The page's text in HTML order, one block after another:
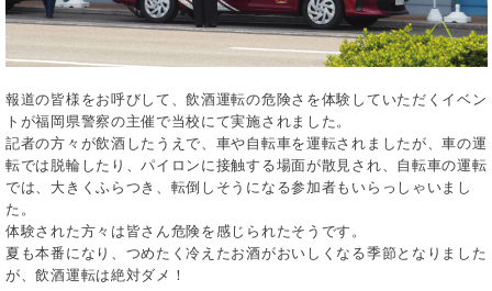
報道の皆様をお呼びして、飲酒運転の危険さを体験していただくイベン
トが福岡県警察の主催で当校にて実施されました。
記者の方々が飲酒したうえで、車や自転車を運転されましたが、車の運
転では脱輪したり、パイロンに接触する場面が散見され、自転車の運転
では、大きくふらつき、転倒しそうになる参加者もいらっしゃいまし
た。
体験された方々は皆さん危険を感じられたそうです。
夏も本番になり、つめたく冷えたお酒がおいしくなる季節となりました
が、飲酒運転は絶対ダメ！